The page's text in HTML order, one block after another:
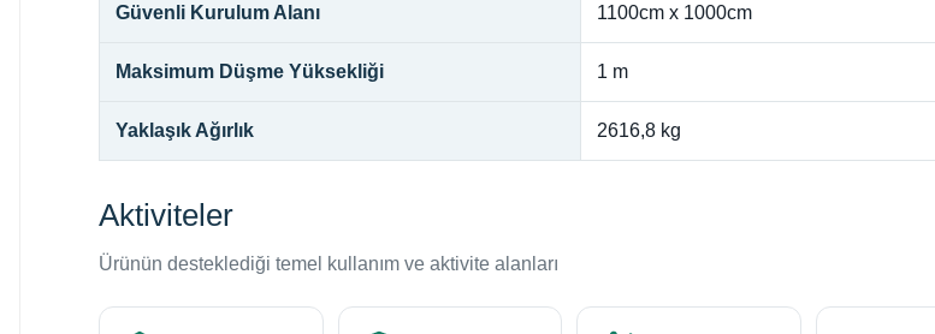
Güvenli Kurulum Alanı 1100cm x 1000cm
Maksimum Düşme Yüksekliği 1 m
Yaklaşık Ağırlık 2616,8 kg
Aktiviteler
Ürünün desteklediği temel kullanım ve aktivite alanları